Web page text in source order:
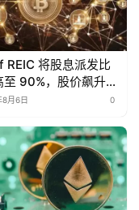
REIC 将股息派发比
至 90%，股价飙升
8月6日 0